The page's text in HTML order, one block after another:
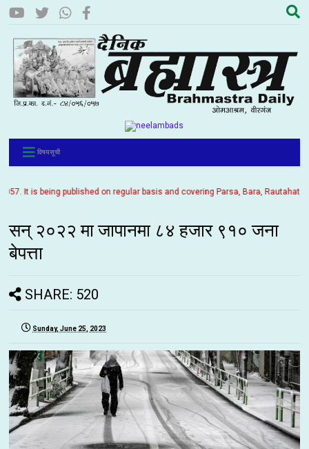
विषयसूची
is being published on regular basis and covering Parsa, Bara,
सन् २०२२ मा जापानमा ८४ हजार ९१० जना
बेपत्ता
SHARE: 520
Sunday, June 25, 2023